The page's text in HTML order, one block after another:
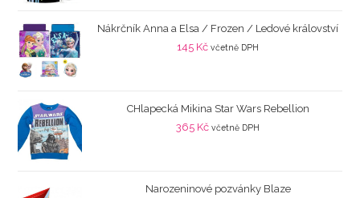
Nákrčník Anna a Elsa / Frozen / Ledové království
145 Kč včetně DPH
CHlapecká Mikina Star Wars Rebellion
365 Kč včetně DPH
Narozeninové pozvánky Blaze